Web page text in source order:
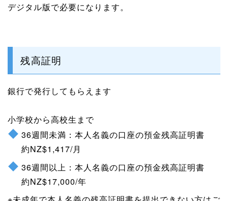
デジタル版で必要になります。
残高証明
銀行で発行してもらえます
小学校から高校生まで
36週間未満：本人名義の口座の預金残高証明書
約NZ$1,417/月
36週間以上：本人名義の口座の預金残高証明書
約NZ$17,000/年